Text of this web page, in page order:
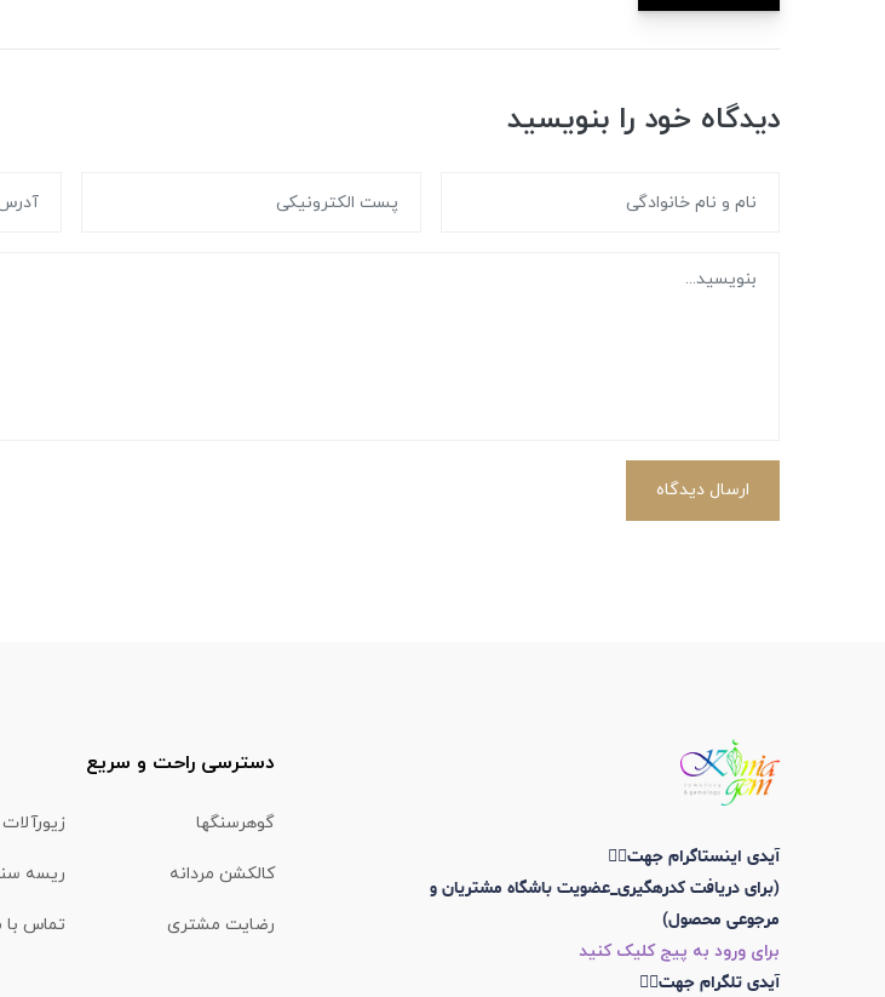
دیدگاه خود را بنویسید
ارسال دیدگاه
آیدی اینستاگرام جهت👇🏼
(برای دریافت کدرهگیری_عضویت باشگاه مشتریان و
مرجوعی محصول)
برای ورود به پیج کلیک کنید
آیدی تلگرام جهت👇🏼
دسترسی راحت و سریع
گوهرسنگها
کالکشن مردانه ریسه
رضایت مشتری تماس با